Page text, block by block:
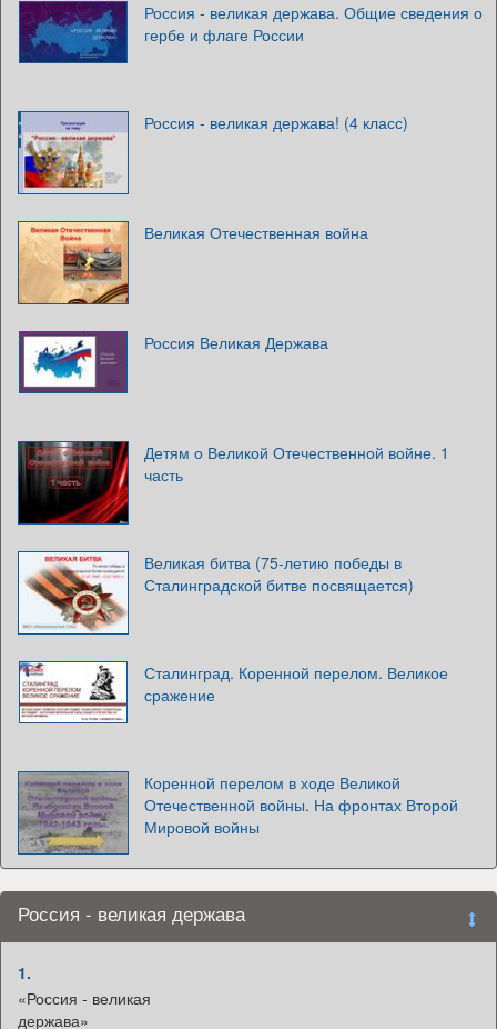
Россия - великая держава. Общие сведения о
гербе и флаге России
Россия - великая держава! (4 класс)
Великая Отечественная война
Россия Великая Держава
Детям о Великой Отечественной войне. 1
часть
Великая битва (75-летию победы в
Сталинградской битве посвящается)
Сталинград. Коренной перелом. Великое
сражение
Коренной перелом в ходе Великой
Отечественной войны. На фронтах Второй
Мировой войны
Россия - великая держава
1.
«Россия - великая
держава»